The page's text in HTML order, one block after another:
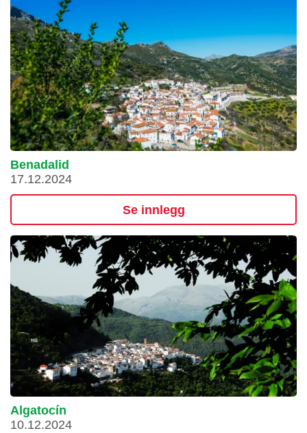
Benadalid
17.12.2024
Se innlegg
Algatocín
10.12.2024